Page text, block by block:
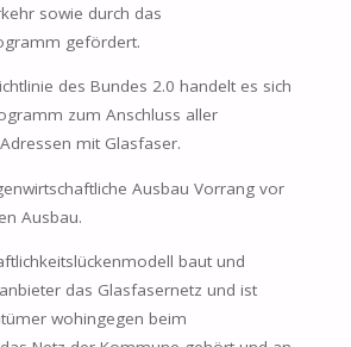
sowie durch das
gefördert.
des Bundes 2.0 handelt es sich
zum Anschluss aller
mit Glasfaser.
Ausbau Vorrang vor
Ausbau.
baut und
das Glasfasernetz und ist
wohingegen beim